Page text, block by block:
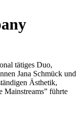
tätiges Duo,
Jana Schmück und
Ästhetik,
Mainstreams” führte